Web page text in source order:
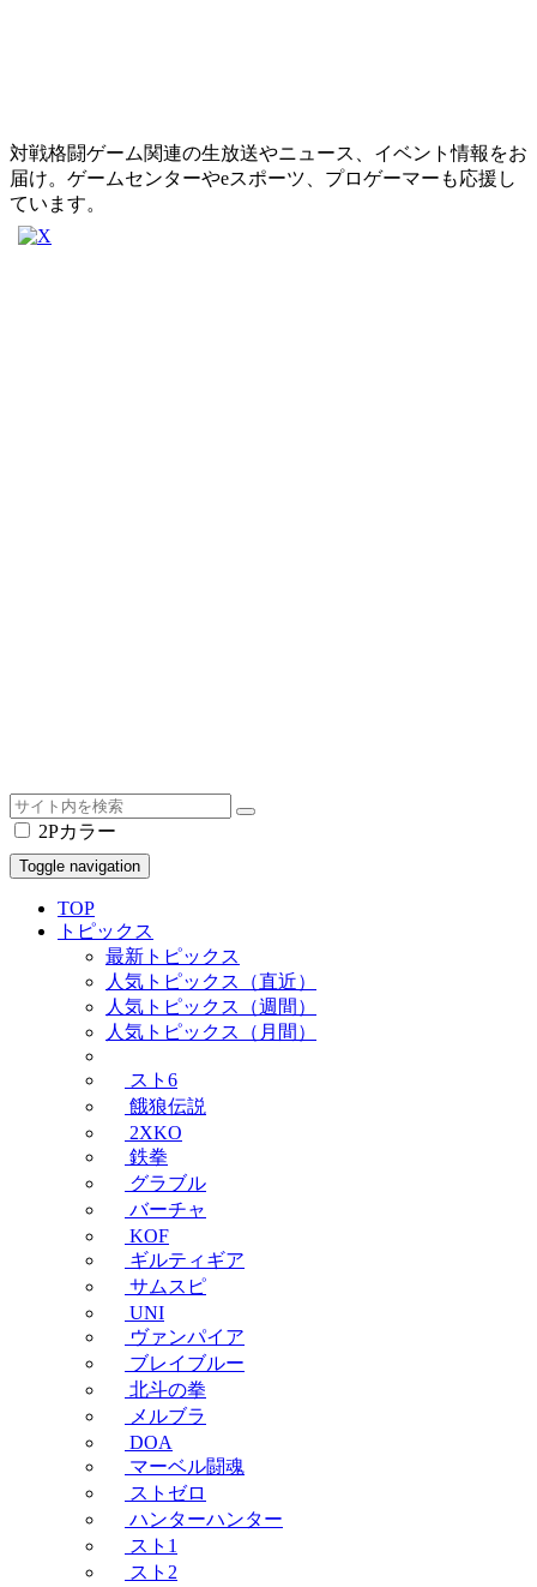
対戦格闘ゲーム関連の生放送やニュース、イベント情報をお
届け。ゲームセンターやeスポーツ、プロゲーマーも応援し
ています。
2Pカラー
Toggle navigation
TOP
トピックス
最新トピックス
人気トピックス（直近）
人気トピックス（週間）
人気トピックス（月間）
スト6
餓狼伝説
2XKO
鉄拳
グラブル
バーチャ
KOF
ギルティギア
サムスピ
UNI
ヴァンパイア
ブレイブルー
北斗の拳
メルブラ
DOA
マーベル闘魂
ストゼロ
ハンターハンター
スト1
スト2